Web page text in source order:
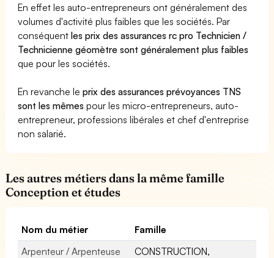
En effet les auto-entrepreneurs ont généralement des
volumes d'activité plus faibles que les sociétés. Par
conséquentles prix des assurances rc pro Technicien /
Technicienne géomètre sont généralement plus faibles
que pour les sociétés.
En revanche leprix des assurances prévoyances TNS
sont les mêmes pour les micro-entrepreneurs, auto-
entrepreneur, professions libérales et chef d'entreprise
non salarié.
Les autres métiers dans la même famille
Conception et études
Nom du métier
Famille
Arpenteur / Arpenteuse
CONSTRUCTION,